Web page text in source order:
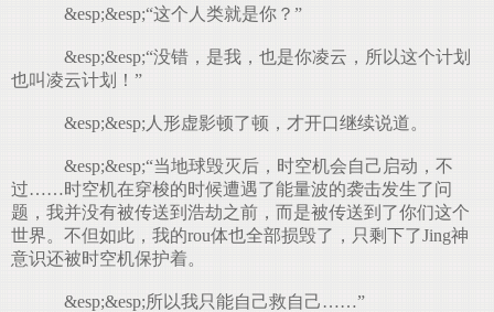
&esp;&esp;“这个人类就是你？”
&esp;&esp;“没错，是我，也是你凌云，所以这个计划
也叫凌云计划！”
&esp;&esp;人形虚影顿了顿，才开口继续说道。
&esp;&esp;“当地球毁灭后，时空机会自己启动，不
过……时空机在穿梭的时候遭遇了能量波的袭击发生了问
题，我并没有被传送到浩劫之前，而是被传送到了你们这个
世界。不但如此，我的rou体也全部损毁了，只剩下了Jing神
意识还被时空机保护着。
&esp;&esp;所以我只能自己救自己……”